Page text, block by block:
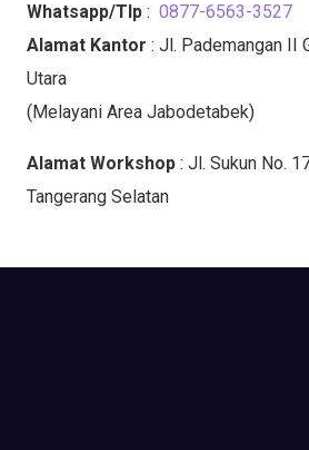
Whatsapp/Tlp : 0877-6563-3527
Alamat Kantor : Jl. Pademangan II
Utara
(Melayani Area Jabodetabek)
Alamat Workshop : Jl. Sukun No.
Tangerang Selatan